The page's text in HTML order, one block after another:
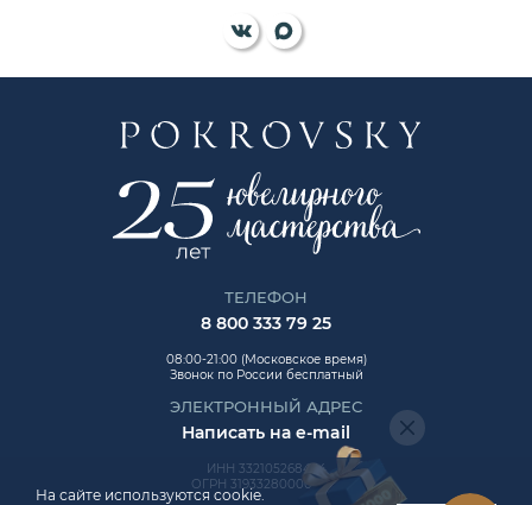
ТЕЛЕФОН
8 800 333 79 25
08:00-21:00 (Московское время)
Звонок по России бесплатный
ЭЛЕКТРОННЫЙ АДРЕС
Написать на e-mail
ИНН 332105268454
ОГРН 319332800006992
На сайте используются cookie.